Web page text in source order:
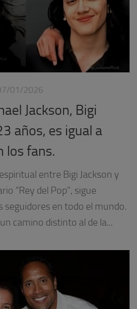
01/2026
Jackson, Bigi
años, es igual a
los fans.
entre Bigi Jackson y
“Rey del Pop”, sigue
seguidores en todo el mundo.
camino distinto al de la...